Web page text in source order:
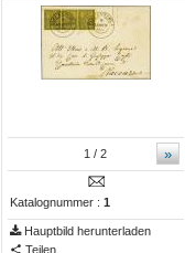
»
1 / 2
Katalognummer : 1
Hauptbild herunterladen
Teilen